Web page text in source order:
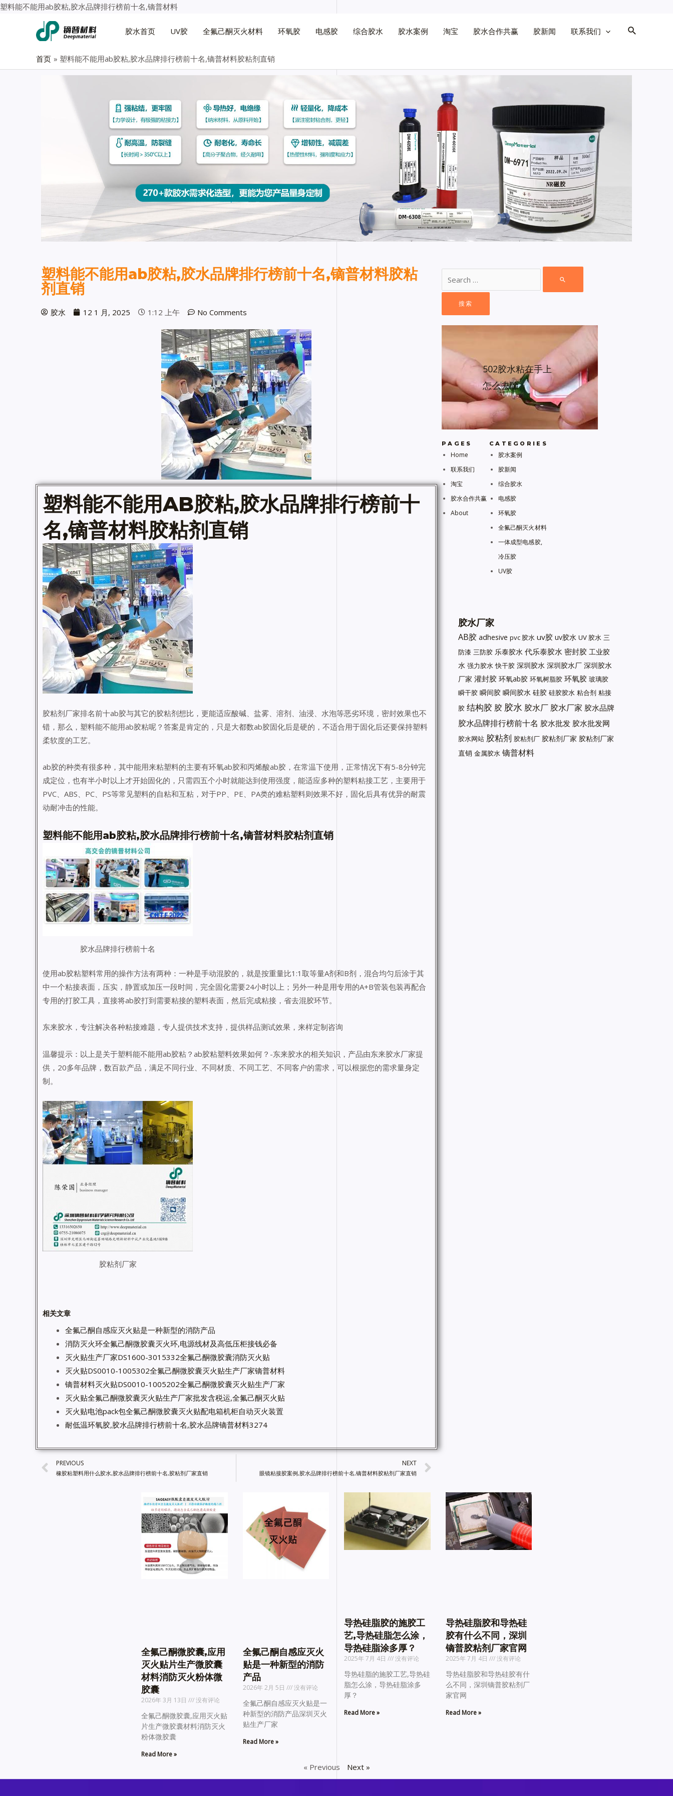
塑料能不能用ab胶粘,胶水品牌排行榜前十名,镝普材料
胶水首页 UV胶 全氟己酮灭火材料 环氧胶 电感胶 综合胶水 胶水案例 淘宝 胶水合作共赢 胶新闻 联系我们
首页 塑料能不能用ab胶粘,胶水品牌排行榜前十名,镝普材料胶粘剂直销
塑料能不能用ab胶粘,胶水品牌排行榜前十名,镝普材料胶粘
剂直销
胶水 12 1 月, 2025 1:12 上午 No Comments
塑料能不能用AB胶粘,胶水品牌排行榜前十
名,镝普材料胶粘剂直销
胶粘剂厂家排名前十ab胶与其它的胶粘剂想比，更能适应酸碱、盐雾、溶剂、油浸、水泡等恶劣环境，密封效果也不
错，那么，塑料能不能用ab胶粘呢？答案是肯定的，只是大都数ab胶固化后是硬的，不适合用于固化后还要保持塑料
柔软度的工艺。
ab胶的种类有很多种，其中能用来粘塑料的主要有环氧ab胶和丙烯酸ab胶，在常温下使用，正常情况下有5-8分钟完
成定位，也有半小时以上才开始固化的，只需四五个小时就能达到使用强度，能适应多种的塑料粘接工艺，主要用于
PVC、ABS、PC、PS等常见塑料的自粘和互粘，对于PP、PE、PA类的难粘塑料则效果不好，固化后具有优异的耐震
动耐冲击的性能。
塑料能不能用ab胶粘,胶水品牌排行榜前十名,镝普材料胶粘剂直销
胶水品牌排行榜前十名
使用ab胶粘塑料常用的操作方法有两种：一种是手动混胶的，就是按重量比1:1取等量A剂和B剂，混合均匀后涂于其
中一个粘接表面，压实，静置或加压一段时间，完全固化需要24小时以上；另外一种是用专用的A+B管装包装再配合
专用的打胶工具，直接将ab胶打到需要粘接的塑料表面，然后完成粘接，省去混胶环节。
东来胶水，专注解决各种粘接难题，专人提供技术支持，提供样品测试效果，来样定制咨询
温馨提示：以上是关于塑料能不能用ab胶粘？ab胶粘塑料效果如何？-东来胶水的相关知识，产品由东来胶水厂家提
供，20多年品牌，数百款产品，满足不同行业、不同材质、不同工艺、不同客户的需求，可以根据您的需求量身定
制。
胶粘剂厂家
相关文章
全氟己酮自感应灭火贴是一种新型的消防产品
消防灭火环全氟己酮微胶囊灭火环,电源线材及高低压柜接钱必备
灭火贴生产厂家DS1600-3015332全氟己酮微胶囊消防灭火贴
灭火贴DS0010-1005302全氟己酮微胶囊灭火贴生产厂家镝普材料
镝普材料灭火贴DS0010-1005202全氟己酮微胶囊灭火贴生产厂家
灭火贴全氟己酮微胶囊灭火贴生产厂家批发含税运,全氟己酮灭火贴
灭火贴电池pack包全氟己酮微胶囊灭火贴配电箱机柜自动灭火装置
耐低温环氧胶,胶水品牌排行榜前十名,胶水品牌镝普材料3274
PREVIOUS
橡胶粘塑料用什么胶水,胶水品牌排行榜前十名,胶粘剂厂家直销
NEXT
眼镜粘接胶案例,胶水品牌排行榜前十名,镝普材料胶粘剂厂家直销
502胶水粘在手上
怎么去除
PAGES
Home
联系我们
淘宝
胶水合作共赢
About
CATEGORIES
胶水案例
胶新闻
综合胶水
电感胶
环氧胶
全氟己酮灭火材料
一体成型电感胶,
冷压胶
UV胶
胶水厂家
AB胶 adhesive pvc 胶水 uv胶 uv胶水 UV 胶水 三
防漆 三防胶 乐泰胶水 代乐泰胶水 密封胶 工业胶
水 强力胶水 快干胶 深圳胶水 深圳胶水厂 深圳胶水
厂家 灌封胶 环氧ab胶 环氧树脂胶 环氧胶 玻璃胶
瞬干胶 瞬间胶 瞬间胶水 硅胶 硅胶胶水 粘合剂 粘接
胶 结构胶 胶 胶水 胶水厂 胶水厂家 胶水品牌
胶水品牌排行榜前十名 胶水批发 胶水批发网
胶水网站 胶粘剂 胶粘剂厂 胶粘剂厂家 胶粘剂厂家
直销 金属胶水 镝普材料
全氟己酮微胶囊,应用
灭火贴片生产微胶囊
材料消防灭火粉体微
胶囊
2026年 3月 13日 没有评论
全氟己酮微胶囊,应用灭火贴
片生产微胶囊材料消防灭火
粉体微胶囊
Read More »
全氟己酮自感应灭火
贴是一种新型的消防
产品
2026年 2月 5日 没有评论
全氟己酮自感应灭火贴是一
种新型的消防产品深圳灭火
贴生产厂家
Read More »
导热硅脂胶的施胶工
艺,导热硅脂怎么涂，
导热硅脂涂多厚？
2025年 7月 4日 没有评论
导热硅脂的施胶工艺,导热硅
脂怎么涂，导热硅脂涂多
厚？
Read More »
导热硅脂胶和导热硅
胶有什么不同，深圳
镝普胶粘剂厂家官网
2025年 7月 4日 没有评论
导热硅脂胶和导热硅胶有什
么不同，深圳镝普胶粘剂厂
家官网
Read More »
« Previous Next »